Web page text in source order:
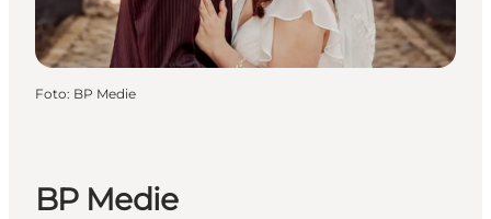
Foto: BP Medie
BP Medie